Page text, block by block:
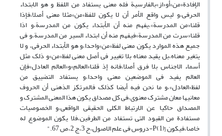
الإفادة«من»أو«از»بالفارسیة فله معنی یستفاد من اللفظ و هو الابتداء
الحرفی،و لیس واقع الأمر أن لا یکون للفظ«من»مثلا معنی أصلا،فإذا
قلنا«من المدرسة»،یفهم منه أن الأبتداء یکون من المدرسة،و اذا
قلنا«سرت من المدرسة»فیفهم منه أن ابتداء السیر من المدرسة،و فی
جمیع هذه الموارد یکون معنی لفظ«من»واحدا،و هو الأبتداء الحرفی، و لا
یتغیر معناه،بل یقید معناه بلا تغییر فی أصل معنی لفظ«من»و ذلک مثل
أسماء الاجناس بلا فرق أصلا،فانه إذ قلنا«العالم»و«العالم العادل»فإن
العالم یفید فی الموضعین معنی واحدا،و یستفاد التضییق من
لفظ«العادل»،و ما نحن فیه أیضا کذلک فالمرتکز الذهنی أن الحروف
معانیها معان مشترک معنوی،فی کل مصداق یکون هذا المعنی المشترک و
المصداق حاکیا عن الارتباط الکلی الحقیقی الواقعی،و الخصوصیات
مستفادة من القبود التی تستفاد من الطرفین،فلا یکون الموضوع له
خاصا،فیکون {P(1)-دروس فی علم الاصول،ح 3،ج 2،ص 67."